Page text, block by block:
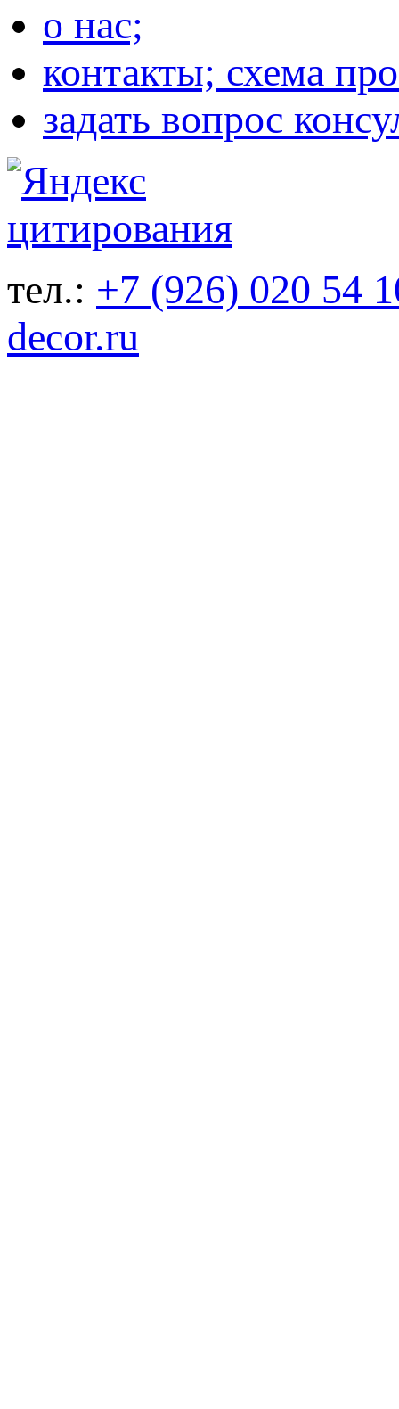
о нас;
контакты; схема
задать вопрос
тел.: +7 (926) 020 54
decor.ru